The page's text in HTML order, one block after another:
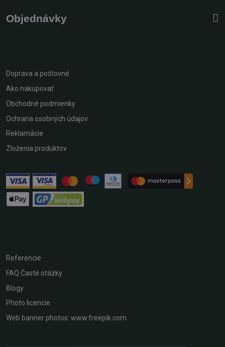
Objednávky
Doprava a poštovné
Ako nakupovať
Obchodné podmienky
Ochrana osobných údajov
Reklamácie
Zloženia produktov
Referencie
FAQ Časté otázky
Blogy
Photo licencie
Web banner photos: www.freepik.com